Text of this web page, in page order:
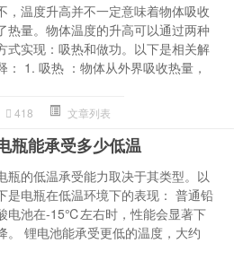
，温度升高并不一定意味着物体吸收
热量。物体温度的升高可以通过两种
式实现：吸热和做功。以下是相关解
： 1. 吸热 ：物体从外界吸收热量，
418 文章列表
瓶能承受多少低温
瓶的低温承受能力取决于其类型。以
是电瓶在低温环境下的表现： 普通铅
电池在-15℃左右时，性能会显著下
。 锂电池能承受更低的温度，大约